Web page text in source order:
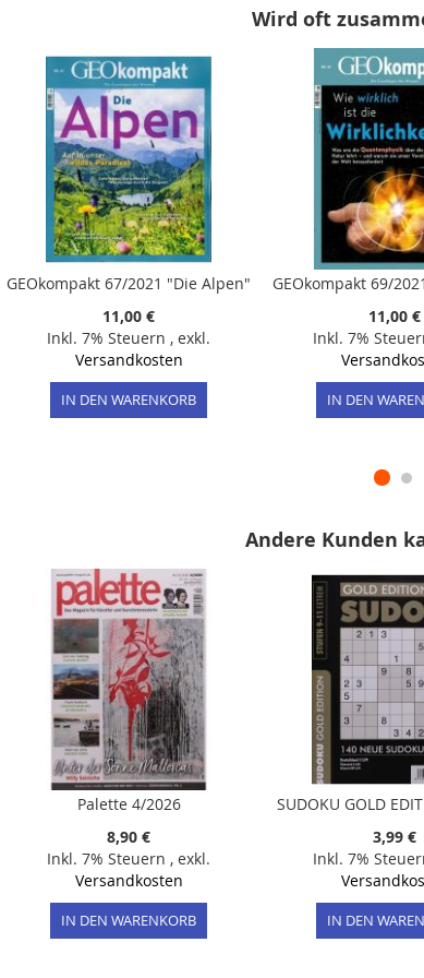
Wird oft
GEOkompakt 67/2021 "Die Alpen"
11,00 €
Inkl. 7% Steuern , exkl.
Versandkosten
IN DEN WARENKORB
11,00 €
Inkl. 7%
IN DEN
Andere Kunden
Palette 4/2026
8,90 €
Inkl. 7% Steuern , exkl.
Versandkosten
IN DEN WARENKORB
SUDOKU GOLD
3,99 €
Inkl. 7%
IN DEN